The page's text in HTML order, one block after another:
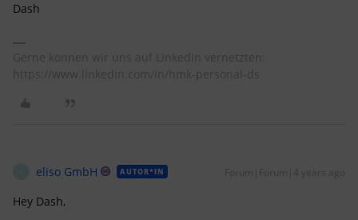
Dash
Gerne können wir uns auf LinkedIn vernetzten:
https://www.linkedin.com/in/hmk-personal-ds
eliso GmbH AUTOR*IN Forum|Forum|4 years ago
Hey Dash,